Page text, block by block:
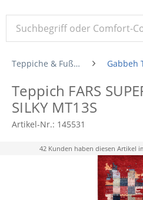
Teppiche & Fußmatten Gabbeh
Teppich FARS
SILKY MT13S
Artikel-Nr.: 145531
42 Kunden haben diesen Artikel